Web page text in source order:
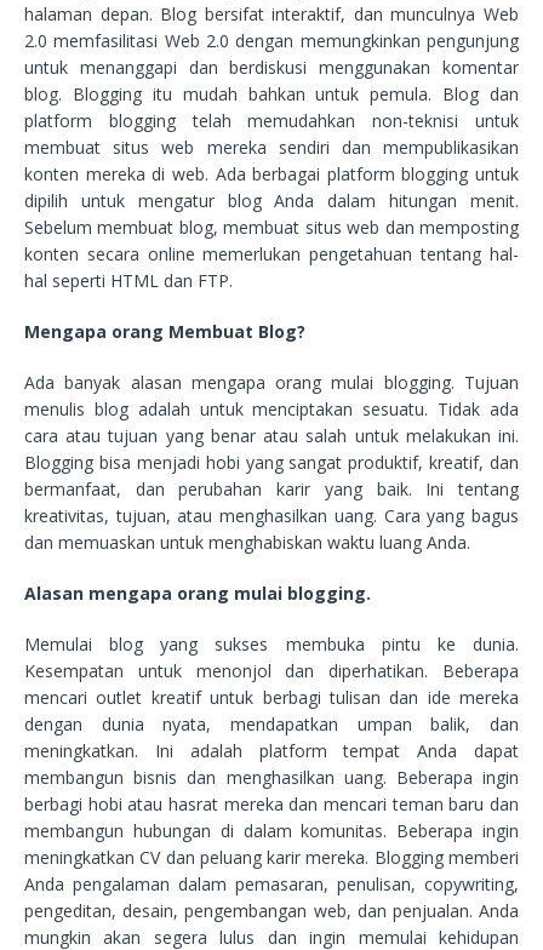
halaman depan. Blog bersifat interaktif, dan munculnya Web
2.0 memfasilitasi Web 2.0 dengan memungkinkan pengunjung
untuk menanggapi dan berdiskusi menggunakan komentar
blog. Blogging itu mudah bahkan untuk pemula. Blog dan
platform blogging telah memudahkan non-teknisi untuk
membuat situs web mereka sendiri dan mempublikasikan
konten mereka di web. Ada berbagai platform blogging untuk
dipilih untuk mengatur blog Anda dalam hitungan menit.
Sebelum membuat blog, membuat situs web dan memposting
konten secara online memerlukan pengetahuan tentang hal-
hal seperti HTML dan FTP.
Mengapa orang Membuat Blog?
Ada banyak alasan mengapa orang mulai blogging. Tujuan
menulis blog adalah untuk menciptakan sesuatu. Tidak ada
cara atau tujuan yang benar atau salah untuk melakukan ini.
Blogging bisa menjadi hobi yang sangat produktif, kreatif, dan
bermanfaat, dan perubahan karir yang baik. Ini tentang
kreativitas, tujuan, atau menghasilkan uang. Cara yang bagus
dan memuaskan untuk menghabiskan waktu luang Anda.
Alasan mengapa orang mulai blogging.
Memulai blog yang sukses membuka pintu ke dunia.
Kesempatan untuk menonjol dan diperhatikan. Beberapa
mencari outlet kreatif untuk berbagi tulisan dan ide mereka
dengan dunia nyata, mendapatkan umpan balik, dan
meningkatkan. Ini adalah platform tempat Anda dapat
membangun bisnis dan menghasilkan uang. Beberapa ingin
berbagi hobi atau hasrat mereka dan mencari teman baru dan
membangun hubungan di dalam komunitas. Beberapa ingin
meningkatkan CV dan peluang karir mereka. Blogging memberi
Anda pengalaman dalam pemasaran, penulisan, copywriting,
pengeditan, desain, pengembangan web, dan penjualan. Anda
mungkin akan segera lulus dan ingin memulai kehidupan